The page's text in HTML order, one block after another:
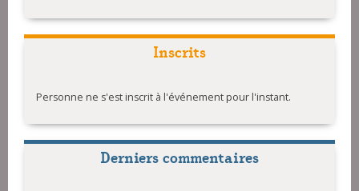
Inscrits
Personne ne s'est inscrit à l'événement pour l'instant.
Derniers commentaires